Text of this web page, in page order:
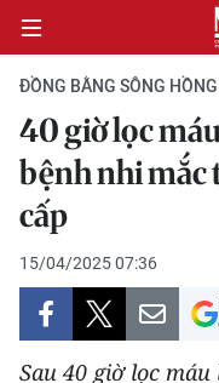
CHÍNH TRỊ
KINH TẾ
VĂN HÓA
XÃ HỘI
ĐỒNG BẰNG SÔNG HỒNG
40 giờ lọc
bệnh nhi mắc
cấp
15/04/2025 07:36
Sau 40 giờ lọc